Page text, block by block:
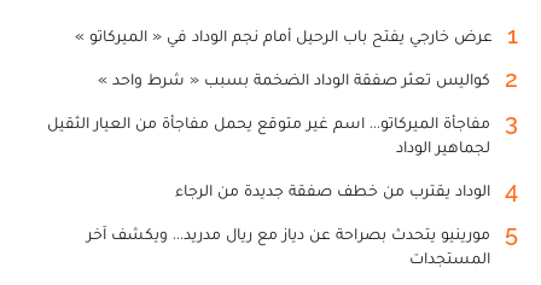
1 عرض خارجي يفتح باب الرحيل أمام نجم الوداد في « الميركاتو »
2 كواليس تعثر صفقة الوداد الضخمة بسبب « شرط واحد »
3
مفاجأة الميركاتو... اسم غير متوقع يحمل مفاجأة من العيار الثقيل
لجماهير الوداد
4 الوداد يقترب من خطف صفقة جديدة من الرجاء
5
مورينيو يتحدث بصراحة عن دياز مع ريال مدريد... ويكشف آخر
المستجدات